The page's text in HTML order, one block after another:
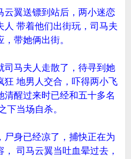
云翼送镖到站后，两小迷恋
人 带着他们出街玩，司马夫
带她俩出街。
司马夫人走散了，待寻到她
狂 地男人交合，吓得两小飞
清醒过来时已经和五十多名
下当场自杀。
尸身已经凉了，捕快正在为
司马云翼当吐血晕过去，